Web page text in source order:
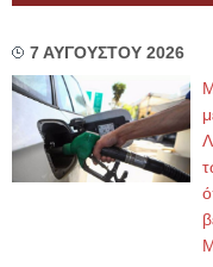
7 ΑΥΓΟΥΣΤΟΥ 2026